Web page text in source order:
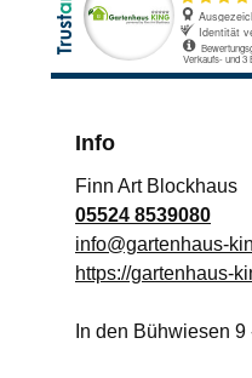
Info
Finn Art Blockhaus
05524 8539080
info@gartenhaus-
https://gartenhaus-
In den Bühwiesen 9